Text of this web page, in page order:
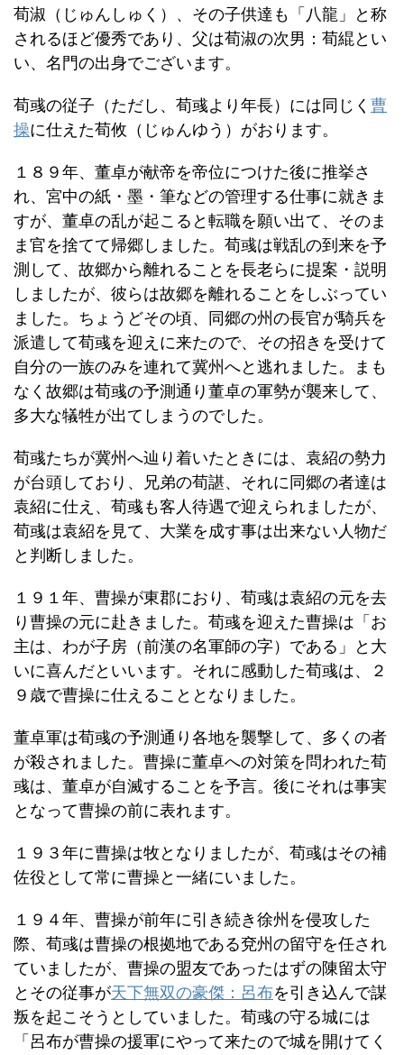
荀淑（じゅんしゅく）、その子供達も「八龍」と称
されるほど優秀であり、父は荀淑の次男：荀緄とい
い、名門の出身でございます。
荀彧の従子（ただし、荀彧より年長）には同じく 曹
操に仕えた荀攸（じゅんゆう）がおります。
１８９年、董卓が献帝を帝位につけた後に推挙さ
れ、宮中の紙・墨・筆などの管理する仕事に就きま
すが、董卓の乱が起こると転職を願い出て、そのま
ま官を捨てて帰郷しました。荀彧は戦乱の到来を予
測して、故郷から離れることを長老らに提案・説明
しましたが、彼らは故郷を離れることをしぶってい
ました。ちょうどその頃、同郷の州の長官が騎兵を
派遣して荀彧を迎えに来たので、その招きを受けて
自分の一族のみを連れて冀州へと逃れました。まも
なく故郷は荀彧の予測通り董卓の軍勢が襲来して、
多大な犠牲が出てしまうのでした。
荀彧たちが冀州へ辿り着いたときには、袁紹の勢力
が台頭しており、兄弟の荀諶、それに同郷の者達は
袁紹に仕え、荀彧も客人待遇で迎えられましたが、
荀彧は袁紹を見て、大業を成す事は出来ない人物だ
と判断しました。
１９１年、曹操が東郡におり、荀彧は袁紹の元を去
り曹操の元に赴きました。荀彧を迎えた曹操は「お
主は、わが子房（前漢の名軍師の字）である」と大
いに喜んだといいます。それに感動した荀彧は、２
９歳で曹操に仕えることとなりました。
董卓軍は荀彧の予測通り各地を襲撃して、多くの者
が殺されました。曹操に董卓への対策を問われた荀
彧は、董卓が自滅することを予言。後にそれは事実
となって曹操の前に表れます。
１９３年に曹操は牧となりましたが、荀彧はその補
佐役として常に曹操と一緒にいました。
１９４年、曹操が前年に引き続き徐州を侵攻した
際、荀彧は曹操の根拠地である兗州の留守を任され
ていましたが、曹操の盟友であったはずの陳留太守
とその従事が天下無双の豪傑：呂布を引き込んで謀
叛を起こそうとしていました。荀彧の守る城には
「呂布が曹操の援軍にやって来たので城を開けてく